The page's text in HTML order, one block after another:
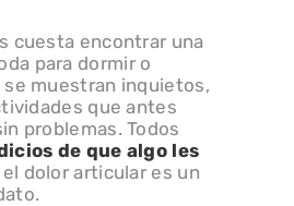
cuesta encontrar una
para dormir o
se muestran inquietos,
que antes
problemas. Todos
de que algo les
el dolor articular es un